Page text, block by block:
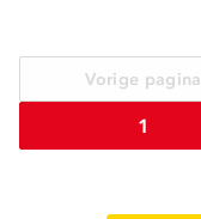
Vorige pagina
1